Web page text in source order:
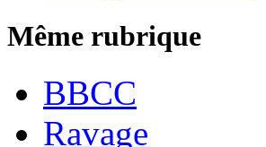
Même rubrique
BBCC
Ravage